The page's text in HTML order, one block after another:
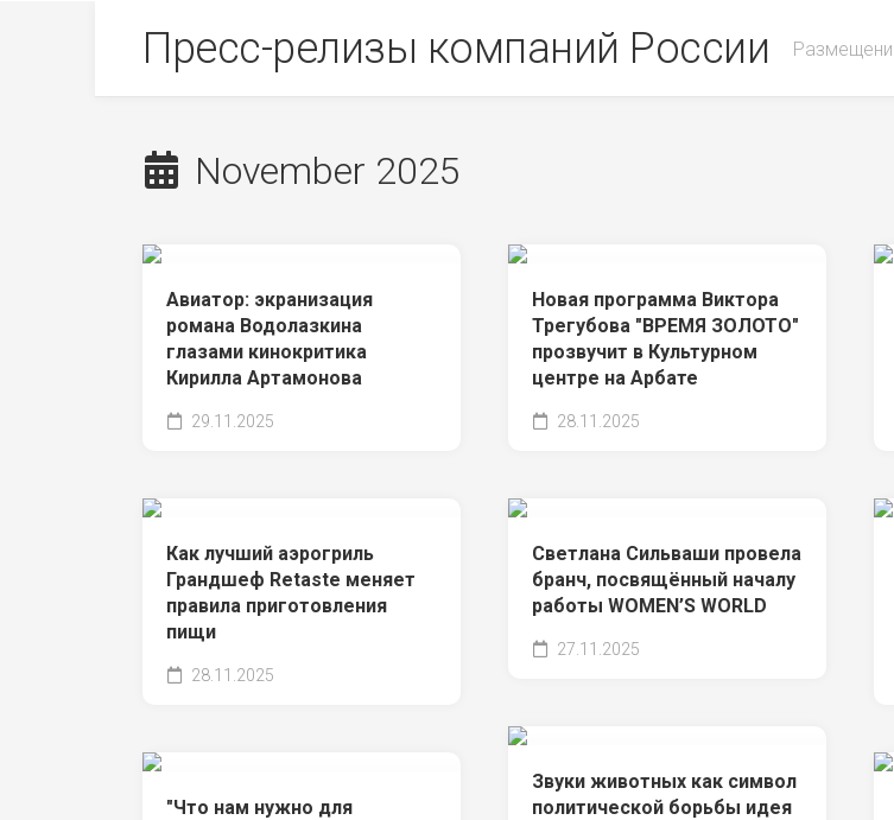
Пресс-релизы компаний России
November 2025
Авиатор: экранизация
романа Водолазкина
глазами кинокритика
Кирилла Артамонова
29.11.2025
Новая программа Виктора
Трегубова "ВРЕМЯ ЗОЛОТО"
прозвучит в Культурном
центре на Арбате
28.11.2025
Как лучший аэрогриль
Грандшеф Retaste меняет
правила приготовления
пищи
28.11.2025
Светлана Сильваши провела
бранч, посвящённый началу
работы WOMEN’S WORLD
27.11.2025
Звуки животных как символ
политической борьбы идея
"Что нам нужно для